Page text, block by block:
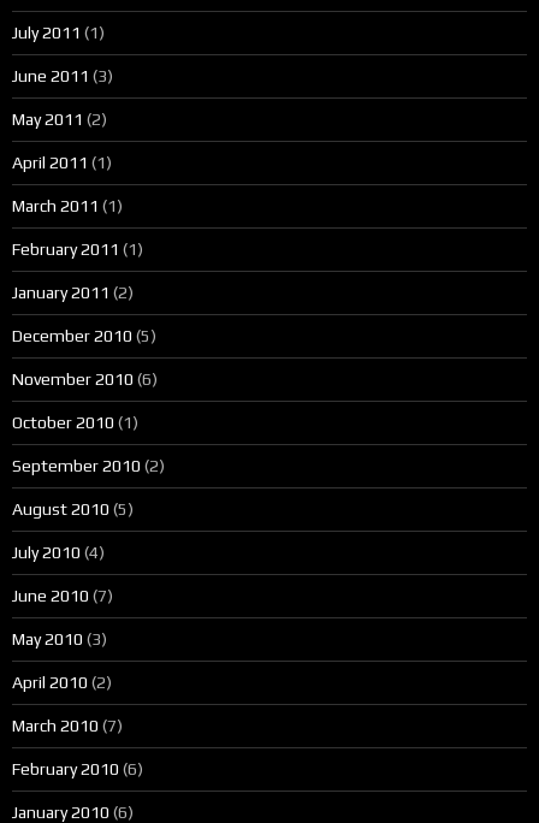
July 2011 (1)
June 2011 (3)
May 2011 (2)
April 2011 (1)
March 2011 (1)
February 2011 (1)
January 2011 (2)
December 2010 (5)
November 2010 (6)
October 2010 (1)
September 2010 (2)
August 2010 (5)
July 2010 (4)
June 2010 (7)
May 2010 (3)
April 2010 (2)
March 2010 (7)
February 2010 (6)
January 2010 (6)